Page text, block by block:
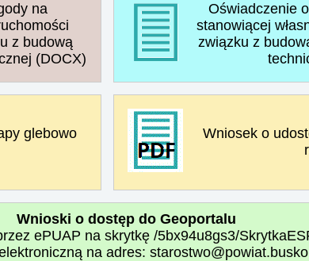
na
z budową
(DOCX)
Oświadczenie
stanowiącej
związku z
glebowo
Wniosek o
Wnioski o dostęp do Geoportalu
ePUAP na skrytkę /5bx94u8gs3/
na adres: